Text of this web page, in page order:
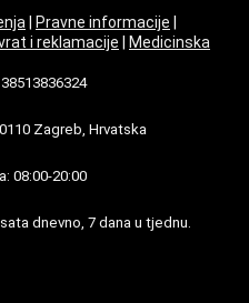
Pravne informacije
i reklamacije
Medicinska
Zagreb, Hrvatska
08:00-20:00
dnevno, 7 dana u tjednu.